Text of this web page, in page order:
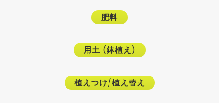
肥料
用土 (鉢植え)
植えつけ/植え替え